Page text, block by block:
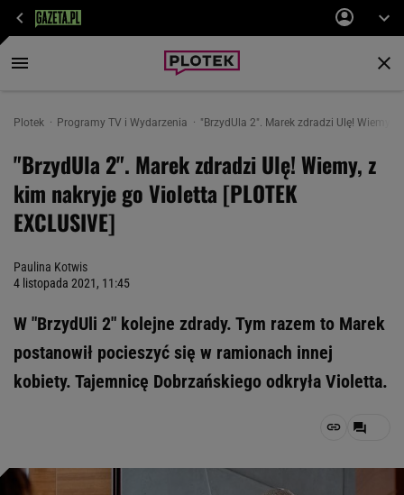
Plotek Programy TV i Wydarzenia "BrzydUla 2". Marek zdradzi Ulę! Wiemy,
"BrzydUla 2". Marek zdradzi Ulę! Wiemy, z
kim nakryje go Violetta [PLOTEK
EXCLUSIVE]
Paulina Kotwis
4 listopada 2021, 11:45
W "BrzydUli 2" kolejne zdrady. Tym razem to Marek
postanowił pocieszyć się w ramionach innej
kobiety. Tajemnicę Dobrzańskiego odkryła Violetta.